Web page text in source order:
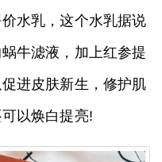
水乳，这个水乳据说
牛滤液，加上红参提
进皮肤新生，修护肌
以焕白提亮!